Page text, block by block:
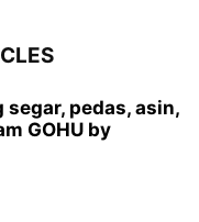
segar, pedas, asin,
GOHU by